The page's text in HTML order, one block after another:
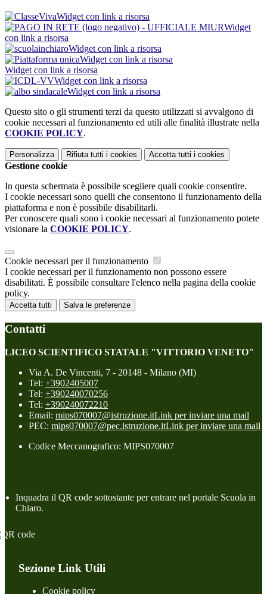
Widget con link a risorsa
Widget
con link a risorsa
Widget con link a risorsa
Widget con link a risorsa
Widget con link a risorsa
Widget con link a risorsa
Widget con link a risorsa
Questo sito o gli strumenti terzi da questo utilizzati si avvalgono di
cookie necessari al funzionamento ed utili alle finalità illustrate nella
COOKIE POLICY.
Personalizza Rifiuta tutti i cookies Accetta tutti i cookies
Gestione cookie
In questa schermata è possibile scegliere quali cookie consentire.
I cookie necessari sono quelli che consentono il funzionamento della
piattaforma e non è possibile disabilitarli.
Per conoscere quali sono i cookie necessari al funzionamento potete
visionare la COOKIE POLICY.
Cookie necessari per il funzionamento
I cookie necessari per il funzionamento non possono essere
disabilitati. È possibile consultare l'elenco nella pagina della cookie
policy.
Accetta tutti Salva le preferenze
Contatti
LICEO SCIENTIFICO STATALE "VITTORIO VENETO"
Via A. De Vincenti, 7 - 20148 - Milano (MI)
Tel: +3902405007
Tel: +390240070256
Tel: +390240072210
Email: mips070007@istruzione.itLink per inviare una mail
PEC: mips070007@pec.istruzione.itLink per inviare una mail
Codice Meccanografico: MIPS070007
Inquadra il QR code sottostante per entrare nel portale Scuola in
Chiaro.
Sezione Link Utili
Cookie policy